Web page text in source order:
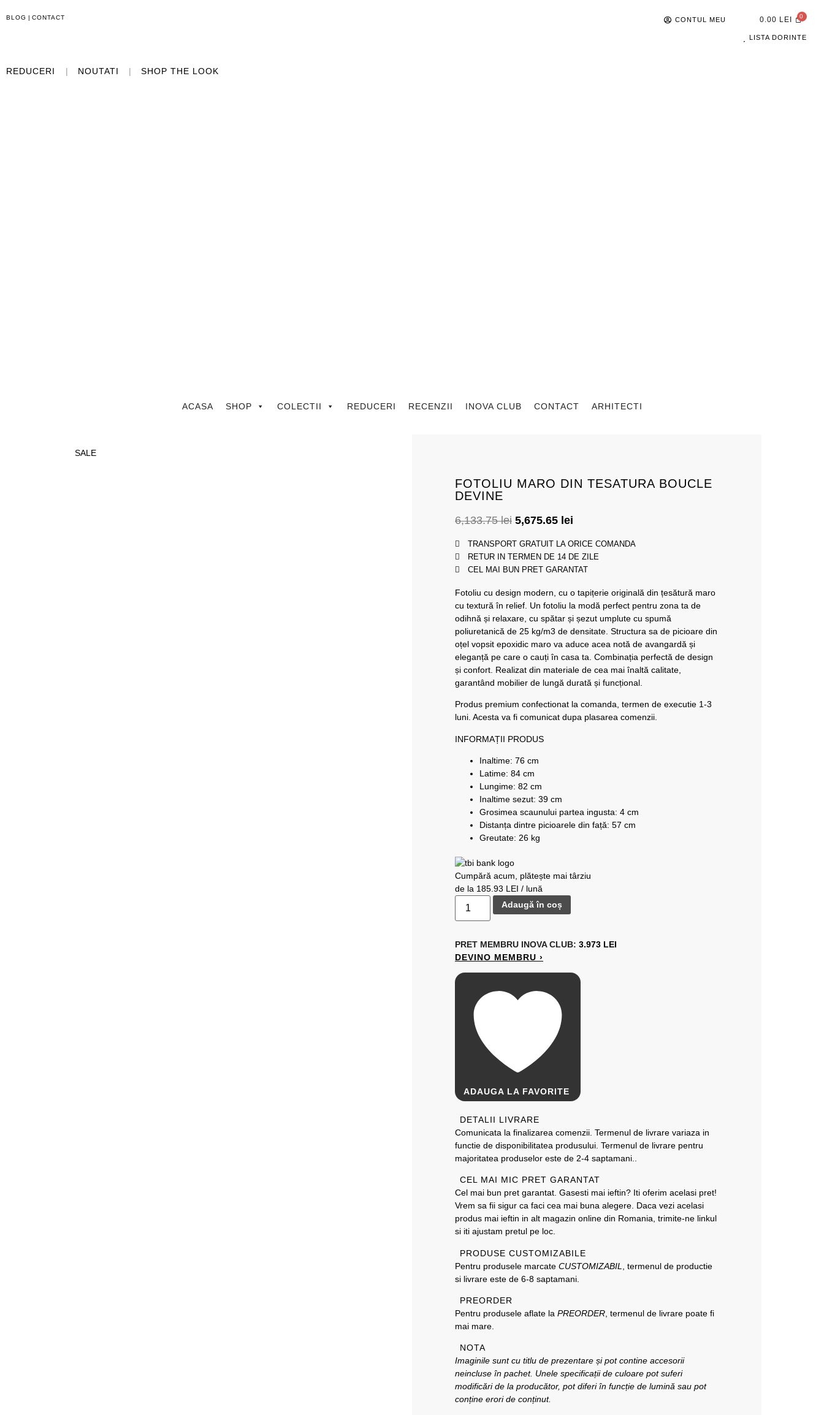
BLOG | CONTACT CONTUL MEU 0.00 LEI
LISTA DORINTE
REDUCERI | NOUTATI | SHOP THE LOOK
ACASA SHOP COLECTII REDUCERI RECENZII INOVA CLUB CONTACT ARHITECTI
SALE
FOTOLIU MARO DIN TESATURA BOUCLE
DEVINE
6,133.75lei 5,675.65 lei
TRANSPORT GRATUIT LA ORICE COMANDA
RETUR IN TERMEN DE 14 DE ZILE
CEL MAI BUN PRET GARANTAT
Fotoliu cu design modern, cu o tapițerie originală din țesătură maro
cu textură în relief. Un fotoliu la modă perfect pentru zona ta de
odihnă și relaxare, cu spătar și șezut umplute cu spumă
poliuretanică de 25 kg/m3 de densitate. Structura sa de picioare din
oțel vopsit epoxidic maro va aduce acea notă de avangardă și
eleganță pe care o cauți în casa ta. Combinația perfectă de design
și confort. Realizat din materiale de cea mai înaltă calitate,
garantând mobilier de lungă durată și funcțional.
Produs premium confectionat la comanda, termen de executie 1-3
luni. Acesta va fi comunicat dupa plasarea comenzii.
INFORMAȚII PRODUS
Inaltime: 76 cm
Latime: 84 cm
Lungime: 82 cm
Inaltime sezut: 39 cm
Grosimea scaunului partea ingusta: 4 cm
Distanța dintre picioarele din față: 57 cm
Greutate: 26 kg
Cumpără acum, plătește mai târziu
de la 185.93 LEI / lună
Adaugă în coș
PRET MEMBRU INOVA CLUB: 3.973 LEI
DEVINO MEMBRU ›
ADAUGA LA FAVORITE
DETALII LIVRARE
Comunicata la finalizarea comenzii. Termenul de livrare variaza in
functie de disponibilitatea produsului. Termenul de livrare pentru
majoritatea produselor este de 2-4 saptamani..
CEL MAI MIC PRET GARANTAT
Cel mai bun pret garantat. Gasesti mai ieftin? Iti oferim acelasi pret!
Vrem sa fii sigur ca faci cea mai buna alegere. Daca vezi acelasi
produs mai ieftin in alt magazin online din Romania, trimite-ne linkul
si iti ajustam pretul pe loc.
PRODUSE CUSTOMIZABILE
Pentru produsele marcate CUSTOMIZABIL
, termenul de productie
si livrare este de 6-8 saptamani.
PREORDER
Pentru produsele aflate la PREORDER , termenul de livrare poate fi
mai mare.
NOTA
Imaginile sunt cu titlu de prezentare și pot contine accesorii
neincluse în pachet. Unele specificații de culoare pot suferi
modificări de la producător, pot diferi în funcție de lumină sau pot
conține erori de conținut.